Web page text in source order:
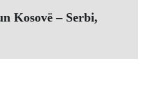
Kosovë – Serbi,